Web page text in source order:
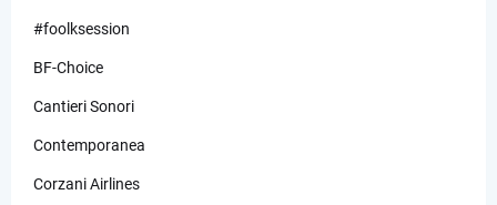
#foolksession
BF-Choice
Cantieri Sonori
Contemporanea
Corzani Airlines